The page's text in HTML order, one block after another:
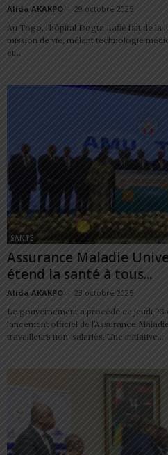
Alida AKAKPO - 29 octobre 2025
Au Togo, l’hôpital Dogta Lafiè fait de la
mission de vie, mêlant technologie
et...
SANTÉ
Assurance Maladie
étend la santé à tous...
Alida AKAKPO - 23 octobre 2025
Le gouvernement a procédé ce jeudi
lancement officiel de l’Assurance
travailleurs non-salariés. Une initiative...